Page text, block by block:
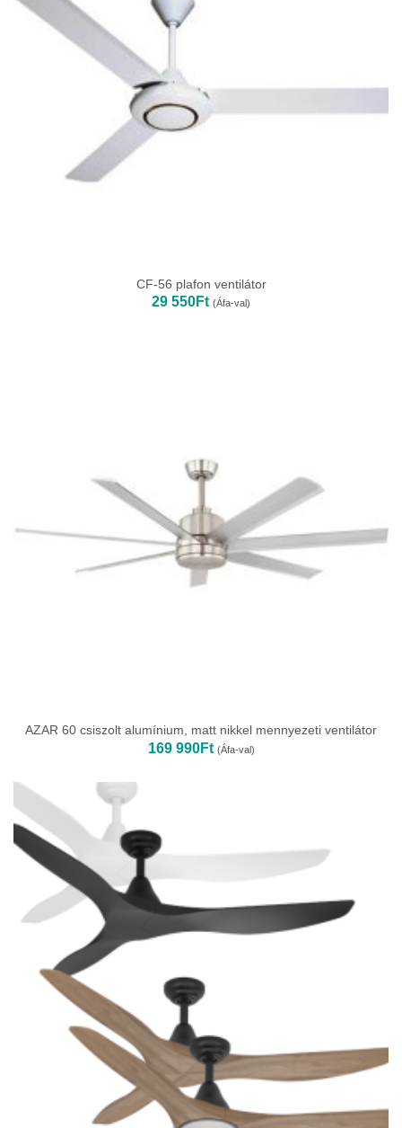
CF-56 plafon ventilátor
29 550Ft (Áfa-val)
AZAR 60 csiszolt alumínium, matt nikkel mennyezeti ventilátor
169 990Ft (Áfa-val)